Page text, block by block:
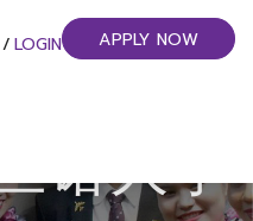
/ LOGIN APPLY NOW
诺大学